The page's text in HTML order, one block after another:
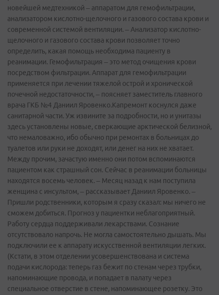
новейшей медтехникой – аппаратом для гемофильтрации,
анализатором кислотно-щелочного и газового состава крови и
современной системой вентиляции. – Анализатор кислотно-
щелочного и газового состава крови позволяет точно
определить, какая помощь необходима пациенту в
реанимации. Гемофильтрация – это метод очищения крови
посредством фильтрации. Аппарат для гемофильтрации
применяется при лечении тяжелой острой и хронической
почечной недостаточности, – поясняет заместитель главного
врача ГКБ №4 Даниил Яровенко.Капремонт коснулся даже
санитарной части. Уж извините за подробности, но и унитазы
здесь установлены новые, сверкающие арктической белизной,
что немаловажно, ибо обычно при ремонтах в больницах до
туалетов или руки не доходят, или денег на них не хватает.
Между прочим, зачастую именно они потом вспоминаются
пациентом как страшный сон. Сейчас в реанимации больницы
находятся восемь человек. – Месяц назад к нам поступила
женщина с инсультом, – рассказывает Даниил Яровенко. –
Пришли родственники, которым я сразу сказал: мы ничего не
сможем добиться. Прогноз у пациентки неблагоприятный.
Работу сердца поддерживали лекарствами. Сознание
отсутствовало напрочь. Не могла самостоятельно дышать. Мы
подключили ее к аппарату искусственной вентиляции легких.
(Кстати, в этом отделении усовершенствована и система
подачи кислорода: теперь газ бежит по стенам через трубки,
напоминающие провода, и попадает в палату через
специальное отверстие в стене, напоминающее розетку. Это